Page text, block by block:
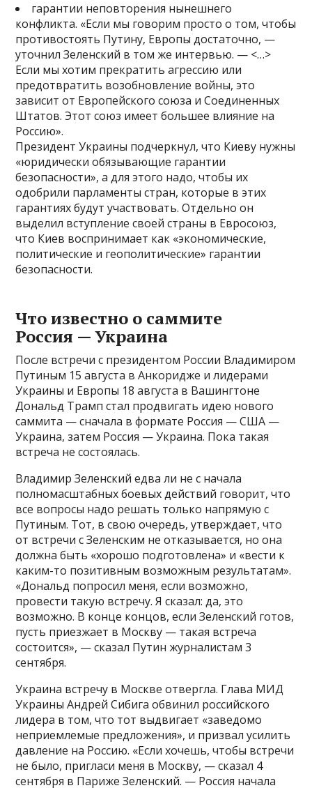
гарантии неповторения нынешнего
конфликта. «Если мы говорим просто о том, чтобы
противостоять Путину, Европы достаточно, —
уточнил Зеленский в том же интервью. — <…>
Если мы хотим прекратить агрессию или
предотвратить возобновление войны, это
зависит от Европейского союза и Соединенных
Штатов. Этот союз имеет большее влияние на
Россию».
Президент Украины подчеркнул, что Киеву нужны
«юридически обязывающие гарантии
безопасности», а для этого надо, чтобы их
одобрили парламенты стран, которые в этих
гарантиях будут участвовать. Отдельно он
выделил вступление своей страны в Евросоюз,
что Киев воспринимает как «экономические,
политические и геополитические» гарантии
безопасности.
Что известно о саммите
Россия — Украина
После встречи с президентом России Владимиром
Путиным 15 августа в Анкоридже и лидерами
Украины и Европы 18 августа в Вашингтоне
Дональд Трамп стал продвигать идею нового
саммита — сначала в формате Россия — США —
Украина, затем Россия — Украина. Пока такая
встреча не состоялась.
Владимир Зеленский едва ли не с начала
полномасштабных боевых действий говорит, что
все вопросы надо решать только напрямую с
Путиным. Тот, в свою очередь, утверждает, что
от встречи с Зеленским не отказывается, но она
должна быть «хорошо подготовлена» и «вести к
каким-то позитивным возможным результатам».
«Дональд попросил меня, если возможно,
провести такую встречу. Я сказал: да, это
возможно. В конце концов, если Зеленский готов,
пусть приезжает в Москву — такая встреча
состоится», — сказал Путин журналистам 3
сентября.
Украина встречу в Москве отвергла. Глава МИД
Украины Андрей Сибига обвинил российского
лидера в том, что тот выдвигает «заведомо
неприемлемые предложения», и призвал усилить
давление на Россию. «Если хочешь, чтобы встречи
не было, пригласи меня в Москву, — сказал 4
сентября в Париже Зеленский. — Россия начала